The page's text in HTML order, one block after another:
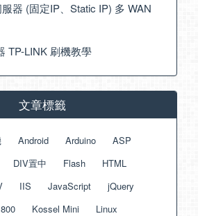
器 (固定IP、Static IP) 多 WAN
TP-LINK 刷機教學
文章標籤
Android Arduino
ASP
DIV置中 Flash
HTML
IIS JavaScript
jQuery
Kossel Mini
Linux